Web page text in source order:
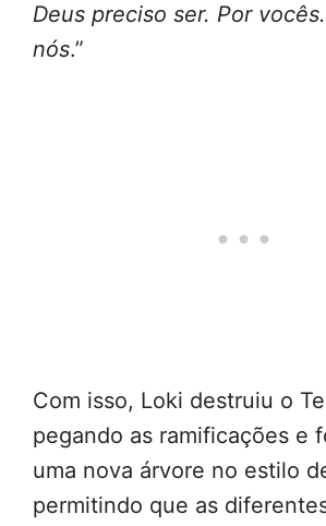
Deus preciso ser. Por
nós.”
Com isso, Loki destruiu o
pegando as ramificações e
uma nova árvore no estilo
permitindo que as